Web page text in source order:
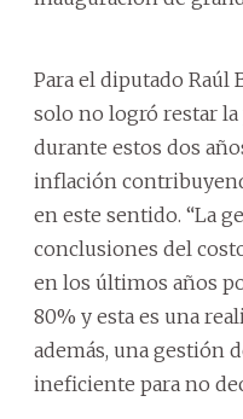
Para el diputado Raúl
solo no logró restar
durante estos dos
inflación
en este sentido. “La
conclusiones del
en los últimos años
80% y esta es una
además, una gestión
ineficiente para no